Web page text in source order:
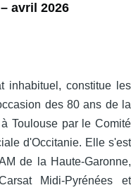
avril 2026
inhabituel, constitue les
des 80 ans de la
Toulouse par le Comité
d'Occitanie. Elle s'est
de la Haute-Garonne,
Midi‑Pyrénées et